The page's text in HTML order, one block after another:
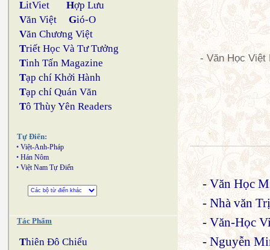
LitViet Hợp Lưu
Văn Việt Gió-O
Văn Chương Việt
Triết Học Và Tư Tưởng
Tinh Tấn Magazine
Tạp chí Khởi Hành
Tạp chí Quán Văn
Tô Thùy Yên Readers
Tự Điển:
• Việt-Anh-Pháp
• Hán Nôm
• Việt Nam Tự Điển
Tác Phẩm
Thiên Đô Chiếu
- Văn Học Việt
-Văn Học
-Nhà văn
-Văn-Học
-Nguyễn